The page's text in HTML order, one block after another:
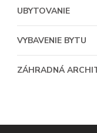
UBYTOVANIE
VYBAVENIE BYTU
ZÁHRADNÁ